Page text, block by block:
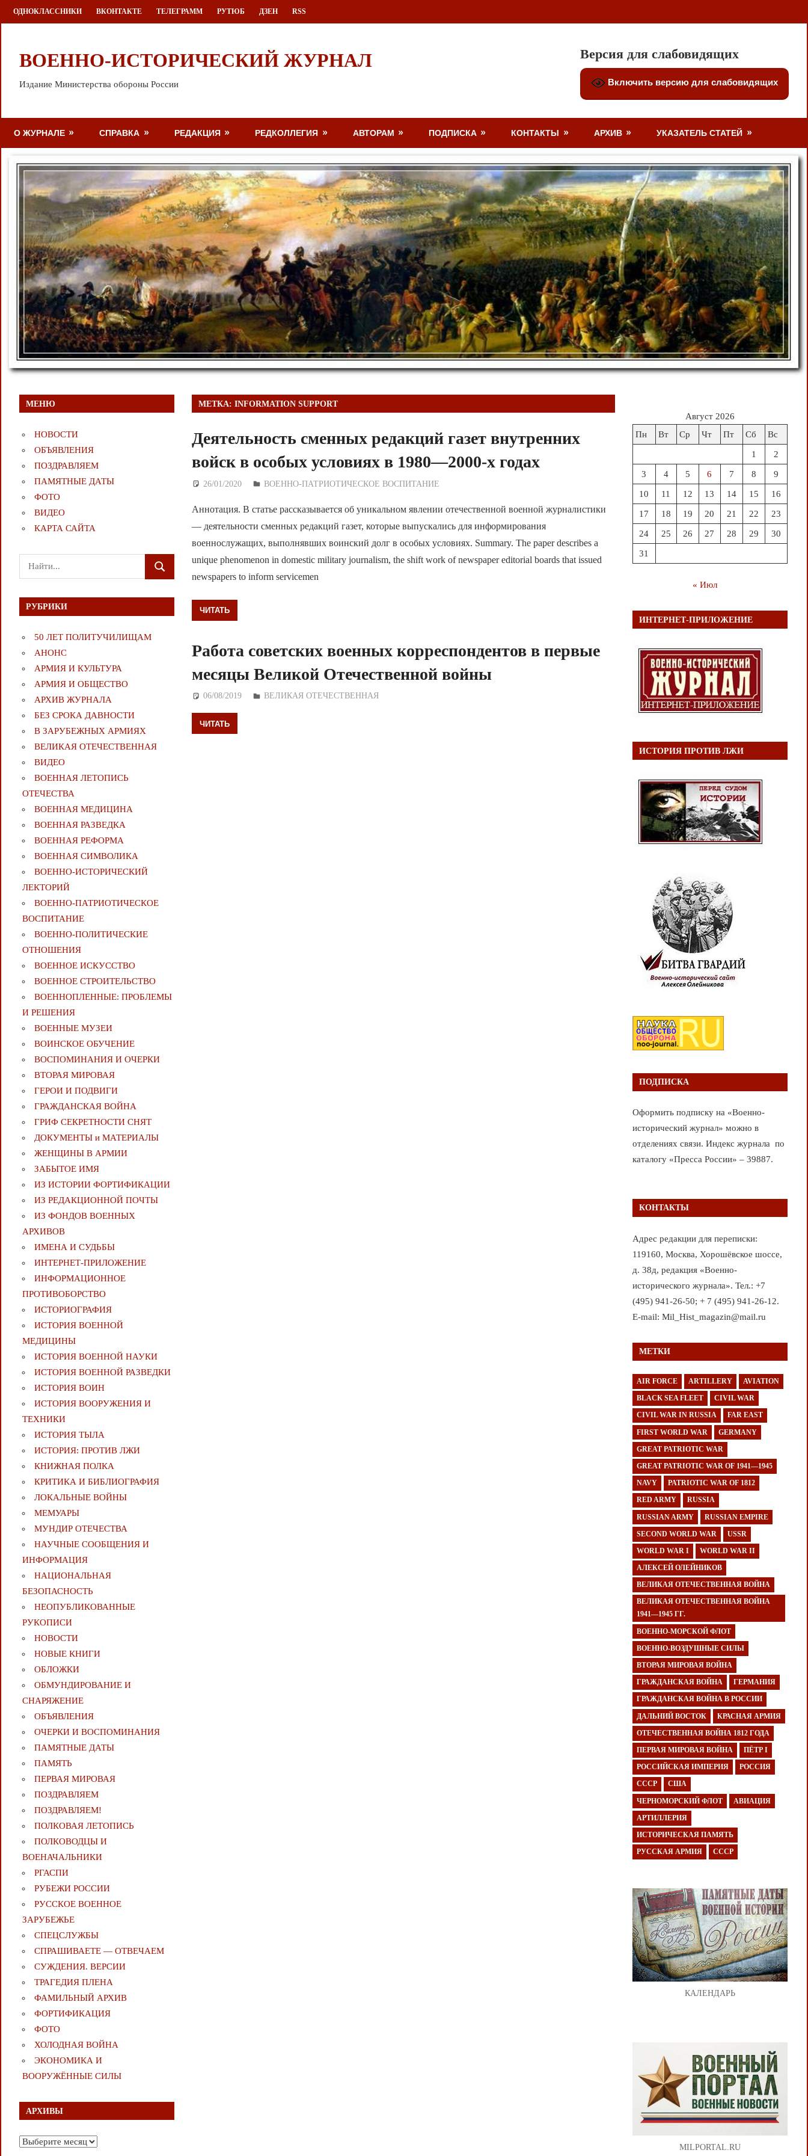
Перейти
к
ОДНОКЛАССНИКИ ВКОНТАКТЕ ТЕЛЕГРАММ РУТЮБ ДЗЕН RSS
ВОЕННО-ИСТОРИЧЕСКИЙ ЖУРНАЛ
Издание Министерства обороны России
Версия для слабовидящих
Включить версию для слабовидящих
О ЖУРНАЛЕ СПРАВКА РЕДАКЦИЯ РЕДКОЛЛЕГИЯ АВТОРАМ ПОДПИСКА КОНТАКТЫ АРХИВ УКАЗАТЕЛЬ СТАТЕЙ
МЕТКА:INFORMATION SUPPORT
Деятельность сменных редакций газет внутренних
войск в особых условиях в 1980—2000-х годах
26/01/2020 Дежурный по Редакции
ВОЕННО-ПАТРИОТИЧЕСКОЕ ВОСПИТАНИЕ
Аннотация. В статье рассказывается об уникальном явлении отечественной военной журналистики
— деятельности сменных редакций газет, которые выпускались для информирования
военнослужащих, выполнявших воинский долг в особых условиях. Summary. The paper describes a
unique phenomenon in domestic military journalism, the shift work of newspaper editorial boards that issued
newspapers to inform servicemen
ЧИТАТЬ
Работа советских военных корреспондентов в первые
месяцы Великой Отечественной войны
06/08/2019 Дежурный по Редакции
ВЕЛИКАЯ ОТЕЧЕСТВЕННАЯ
ЧИТАТЬ
МЕНЮ
НОВОСТИ
ОБЪЯВЛЕНИЯ
ПОЗДРАВЛЯЕМ
ПАМЯТНЫЕ ДАТЫ
ФОТО
ВИДЕО
КАРТА САЙТА
Поиск
для:
ПОИСК
РУБРИКИ
50 ЛЕТ ПОЛИТУЧИЛИЩАМ
АНОНС
АРМИЯ И КУЛЬТУРА
АРМИЯ И ОБЩЕСТВО
АРХИВ ЖУРНАЛА
БЕЗ СРОКА ДАВНОСТИ
В ЗАРУБЕЖНЫХ АРМИЯХ
ВЕЛИКАЯ ОТЕЧЕСТВЕННАЯ
ВИДЕО
ВОЕННАЯ ЛЕТОПИСЬ
ОТЕЧЕСТВА
ВОЕННАЯ МЕДИЦИНА
ВОЕННАЯ РАЗВЕДКА
ВОЕННАЯ РЕФОРМА
ВОЕННАЯ СИМВОЛИКА
ВОЕННО-ИСТОРИЧЕСКИЙ
ЛЕКТОРИЙ
ВОЕННО-ПАТРИОТИЧЕСКОЕ
ВОСПИТАНИЕ
ВОЕННО-ПОЛИТИЧЕСКИE
ОТНОШЕНИЯ
ВОЕННОЕ ИСКУССТВО
ВОЕННОЕ СТРОИТЕЛЬСТВО
ВОЕННОПЛЕННЫЕ: ПРОБЛЕМЫ
И РЕШЕНИЯ
ВОЕННЫЕ МУЗЕИ
ВОИНСКОЕ ОБУЧЕНИЕ
ВОСПОМИНАНИЯ И ОЧЕРКИ
ВТОРАЯ МИРОВАЯ
ГЕРОИ И ПОДВИГИ
ГРАЖДАНСКАЯ ВОЙНА
ГРИФ СЕКРЕТНОСТИ СНЯТ
ДОКУМЕНТЫ и МАТЕРИАЛЫ
ЖЕНЩИНЫ В АРМИИ
ЗАБЫТОЕ ИМЯ
ИЗ ИСТОРИИ ФОРТИФИКАЦИИ
ИЗ РЕДАКЦИОННОЙ ПОЧТЫ
ИЗ ФОНДОВ ВОЕННЫХ
АРХИВОВ
ИМЕНА И СУДЬБЫ
ИНТЕРНЕТ-ПРИЛОЖЕНИЕ
ИНФОРМАЦИОННОЕ
ПРОТИВОБОРСТВО
ИСТОРИОГРАФИЯ
ИСТОРИЯ ВОЕННОЙ
МЕДИЦИНЫ
ИСТОРИЯ ВОЕННОЙ НАУКИ
ИСТОРИЯ ВОЕННОЙ РАЗВЕДКИ
ИСТОРИЯ ВОИН
ИСТОРИЯ ВООРУЖЕНИЯ И
ТЕХНИКИ
ИСТОРИЯ ТЫЛА
ИСТОРИЯ: ПРОТИВ ЛЖИ
КНИЖНАЯ ПОЛКА
КРИТИКА И БИБЛИОГРАФИЯ
ЛОКАЛЬНЫЕ ВОЙНЫ
МЕМУАРЫ
МУНДИР ОТЕЧЕСТВА
НАУЧНЫЕ СООБЩЕНИЯ И
ИНФОРМАЦИЯ
НАЦИОНАЛЬНАЯ
БЕЗОПАСНОСТЬ
НЕОПУБЛИКОВАННЫЕ
РУКОПИСИ
НОВОСТИ
НОВЫЕ КНИГИ
ОБЛОЖКИ
ОБМУНДИРОВАНИЕ И
СНАРЯЖЕНИЕ
ОБЪЯВЛЕНИЯ
ОЧЕРКИ И ВОСПОМИНАНИЯ
ПАМЯТНЫЕ ДАТЫ
ПАМЯТЬ
ПЕРВАЯ МИРОВАЯ
ПОЗДРАВЛЯЕМ
ПОЗДРАВЛЯЕМ!
ПОЛКОВАЯ ЛЕТОПИСЬ
ПОЛКОВОДЦЫ И
ВОЕНАЧАЛЬНИКИ
РГАСПИ
РУБЕЖИ РОССИИ
РУССКОЕ ВОЕННОЕ
ЗАРУБЕЖЬЕ
СПЕЦСЛУЖБЫ
СПРАШИВАЕТЕ — ОТВЕЧАЕМ
СУЖДЕНИЯ. ВЕРСИИ
ТРАГЕДИЯ ПЛЕНА
ФАМИЛЬНЫЙ АРХИВ
ФОРТИФИКАЦИЯ
ФОТО
ХОЛОДНАЯ ВОЙНА
ЭКОНОМИКА И
ВООРУЖЁННЫЕ СИЛЫ
АРХИВЫ
Архивы
Август 2026
Пн
Вт Ср Чт Пт Сб Вс
1 2
3 4 5 6 7 8 9
10 11 12 13 14 15 16
17 18 19 20 21 22 23
24 25 26 27 28 29 30
31
« Июл
ИНТЕРНЕТ-ПРИЛОЖЕНИЕ
ИСТОРИЯ ПРОТИВ ЛЖИ
ПОДПИСКА
Оформить подписку на «Военно-
исторический журнал» можно в
отделениях связи. Индекс журнала по
каталогу «Пресса России» – 39887.
КОНТАКТЫ
Адрес редакции для переписки:
119160, Москва, Хорошёвское шоссе,
д. 38д, редакция «Военно-
исторического журнала». Тел.: +7
(495) 941-26-50; + 7 (495) 941-26-12.
E-mail: Mil_Hist_magazin@mail.ru
МЕТКИ
AIR FORCE ARTILLERY AVIATION
BLACK SEA FLEET CIVIL WAR
CIVIL WAR IN RUSSIA FAR EAST
FIRST WORLD WAR GERMANY
GREAT PATRIOTIC WAR
GREAT PATRIOTIC WAR OF 1941—1945
NAVY PATRIOTIC WAR OF 1812
RED ARMY RUSSIA
RUSSIAN ARMY RUSSIAN EMPIRE
SECOND WORLD WAR USSR
WORLD WAR I WORLD WAR II
АЛЕКСЕЙ ОЛЕЙНИКОВ
ВЕЛИКАЯ ОТЕЧЕСТВЕННАЯ ВОЙНА
ВЕЛИКАЯ ОТЕЧЕСТВЕННАЯ ВОЙНА
1941—1945 ГГ.
ВОЕННО-МОРСКОЙ ФЛОТ
ВОЕННО-ВОЗДУШНЫЕ СИЛЫ
ВТОРАЯ МИРОВАЯ ВОЙНА
ГРАЖДАНСКАЯ ВОЙНА ГЕРМАНИЯ
ГРАЖДАНСКАЯ ВОЙНА В РОССИИ
ДАЛЬНИЙ ВОСТОК КРАСНАЯ АРМИЯ
ОТЕЧЕСТВЕННАЯ ВОЙНА 1812 ГОДА
ПЕРВАЯ МИРОВАЯ ВОЙНА ПЁТР I
РОССИЙСКАЯ ИМПЕРИЯ РОССИЯ
СССР США
ЧЕРНОМОРСКИЙ ФЛОТ АВИАЦИЯ
АРТИЛЛЕРИЯ
ИСТОРИЧЕСКАЯ ПАМЯТЬ
РУССКАЯ АРМИЯ СССР
КАЛЕНДАРЬ
MILPORTAL.RU